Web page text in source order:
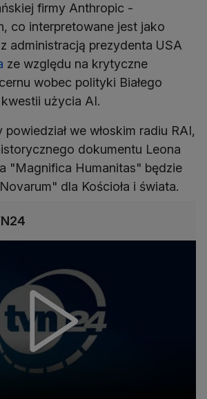
firmy Anthropic -
co interpretowane jest jako
administracją prezydenta USA
ze względu na krytyczne
wobec polityki Białego
użycia AI.
powiedział we włoskim radiu RAI,
dokumentu Leona
"Magnifica Humanitas" będzie
dla Kościoła i świata.